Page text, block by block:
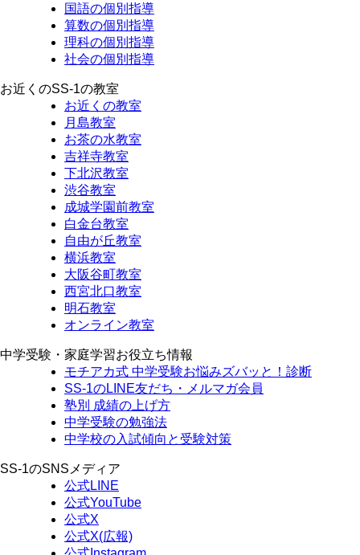
国語の個別指導
算数の個別指導
理科の個別指導
社会の個別指導
お近くのSS-1の教室
お近くの教室
月島教室
お茶の水教室
吉祥寺教室
下北沢教室
渋谷教室
成城学園前教室
白金台教室
自由が丘教室
横浜教室
大阪谷町教室
西宮北口教室
明石教室
オンライン教室
中学受験・家庭学習お役立ち情報
モチアカ式 中学受験お悩みズバッと！診断
SS-1のLINE友だち・メルマガ会員
塾別 成績の上げ方
中学受験の勉強法
中学校の入試傾向と受験対策
SS-1のSNSメディア
公式LINE
公式YouTube
公式X
公式X(広報)